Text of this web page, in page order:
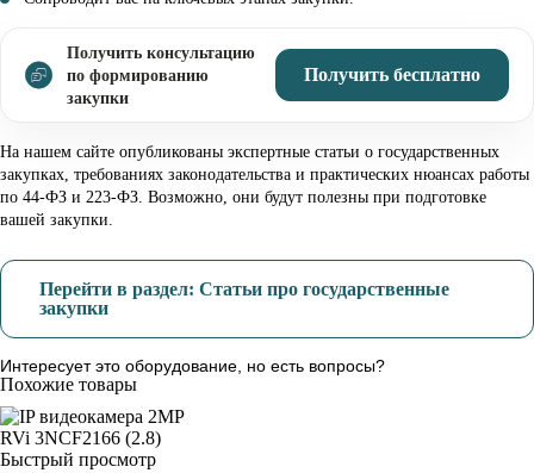
Получить консультацию
по формированию
закупки
Получить бесплатно
На нашем сайте опубликованы экспертные статьи о государственных
закупках, требованиях законодательства и практических нюансах работы
по 44-ФЗ и 223-ФЗ. Возможно, они будут полезны при подготовке
вашей закупки.
Перейти в раздел: Статьи про государственные
закупки
Интересует это оборудование, но есть вопросы?
Похожие товары
Быстрый просмотр